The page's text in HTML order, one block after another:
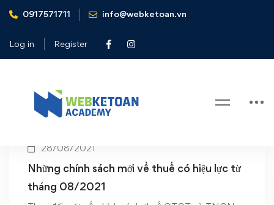
0917571711 info@webketoan.vn
Log in Register
Home Thuế
Tag: Thuế
28/08/2021
Những chính sách mới về thuế có hiệu lực từ
tháng 08/2021